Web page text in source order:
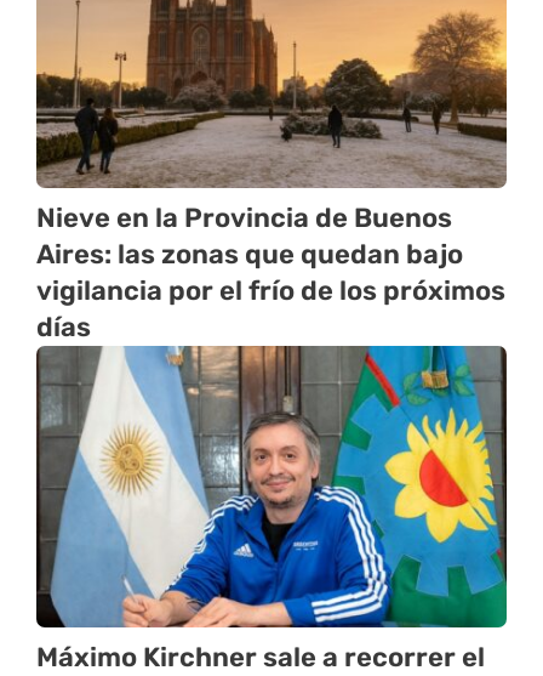
Nieve en la Provincia de Buenos
Aires: las zonas que quedan bajo
vigilancia por el frío de los próximos
días
Máximo Kirchner sale a recorrer el